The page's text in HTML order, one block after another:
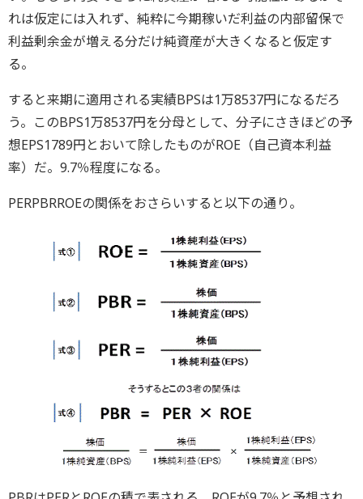
れは仮定には入れず、純粋に今期稼いだ利益の内部留保で
利益剰余金が増える分だけ純資産が大きくなると仮定す
る。
すると来期に適用される実績BPSは1万8537円になるだろ
う。このBPS1万8537円を分母として、分子にさきほどの予
想EPS1789円とおいて除したものがROE（自己資本利益
率）だ。9.7％程度になる。
PERPBRROEの関係をおさらいすると以下の通り。